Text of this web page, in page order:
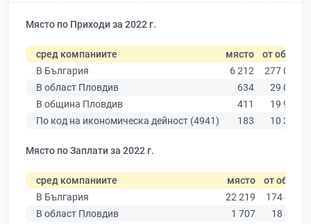
Място по Приходи за 2022 г.
сред компаниите място от общо
В България
6 212
277 019
В област Пловдив
634
29 067
В община Пловдив
411
19 939
По код на икономическа дейност (4941)
183 10 330
Място по Заплати за 2022 г.
сред компаниите място от общо
В България
22 219
174 403
В област Пловдив
1 707
18 305